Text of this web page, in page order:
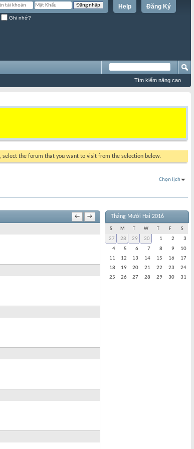
Đăng Ký
Help
Ghi nhớ?
Tìm kiếm nâng cao
select the forum that you want to visit from the selection below.
Chọn lịch
← → Tháng Mười Hai 2016
S M W F S
27 28 29 30 1 2
3
4
5 6 7 8 9
10
11
12 13 14 15 16
17
18
19 20 21 22 23
24
25
26 27 28 29 30 31